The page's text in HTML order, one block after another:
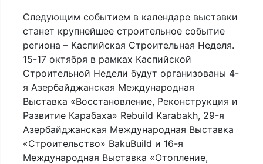
Следующим событием в календаре выставки
станет крупнейшее строительное событие
региона – Каспийская Строительная Неделя.
15-17 октября в рамках Каспийской
Строительной Недели будут организованы 4-
я Азербайджанская Международная
Выставка «Восстановление, Реконструкция и
Развитие Карабаха» Rebuild Karabakh, 29-я
Азербайджанская Международная Выставка
«Строительство» BakuBuild и 16-я
Международная Выставка «Отопление,